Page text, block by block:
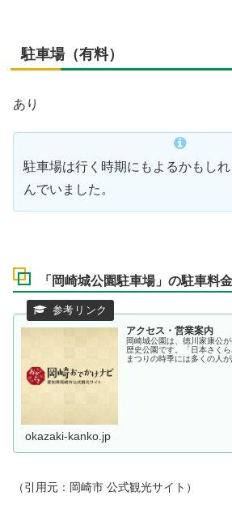
駐車場（有料）
あり
駐車場は行く時期にもよるかもし
んでいました。
「岡崎城公園駐車場」の駐車料金
アクセス・営業案内
岡崎城公園は、徳川家康公
歴史公園です。「日本さく
まつりの時季には多くの人
okazaki-kanko.jp
（引用元：岡崎市 公式観光サイト）